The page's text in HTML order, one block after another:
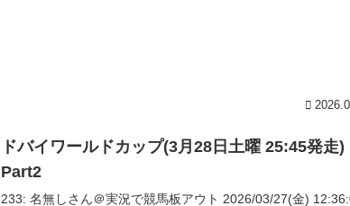
ドバイワールドカップ(3月28日土曜 25:45発走
Part2
233: 名無しさん＠実況で競馬板アウト 2026/03/27(金)